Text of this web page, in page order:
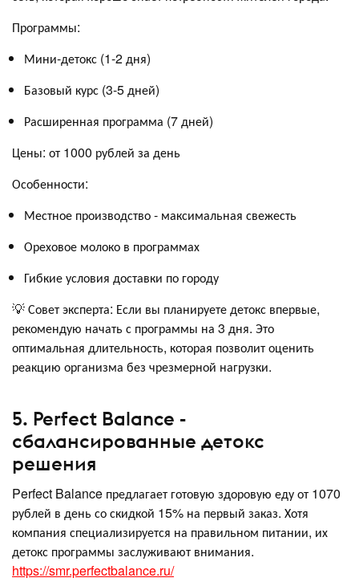
Программы:
Мини-детокс (1-2 дня)
Базовый курс (3-5 дней)
Расширенная программа (7 дней)
Цены: от 1000 рублей за день
Особенности:
Местное производство - максимальная свежесть
Ореховое молоко в программах
Гибкие условия доставки по городу
💡 Совет эксперта: Если вы планируете детокс впервые,
рекомендую начать с программы на 3 дня. Это
оптимальная длительность, которая позволит оценить
реакцию организма без чрезмерной нагрузки.
5. Perfect Balance -
сбалансированные детокс
решения
Perfect Balance предлагает готовую здоровую еду от 1070
рублей в день со скидкой 15% на первый заказ. Хотя
компания специализируется на правильном питании, их
детокс программы заслуживают внимания.
https://smr.perfectbalance.ru/